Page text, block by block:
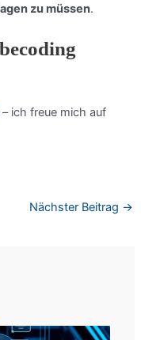
zu müssen.
– ich freue mich auf
Nächster Beitrag →